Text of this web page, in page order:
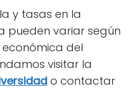
y tasas en la
pueden variar según
del
visitar la
o contactar